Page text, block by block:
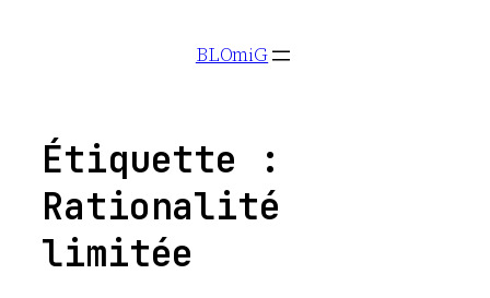
BLOmiG
Étiquette :
Rationalité
limitée